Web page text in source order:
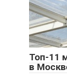
Топ-11
в